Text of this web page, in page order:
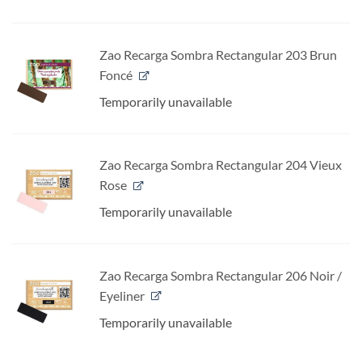
Zao Recarga Sombra Rectangular 203 Brun
Foncé
Temporarily unavailable
Zao Recarga Sombra Rectangular 204 Vieux
Rose
Temporarily unavailable
Zao Recarga Sombra Rectangular 206 Noir /
Eyeliner
Temporarily unavailable